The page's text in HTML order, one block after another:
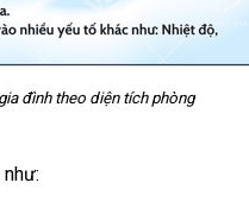
đình theo diện tích phòng